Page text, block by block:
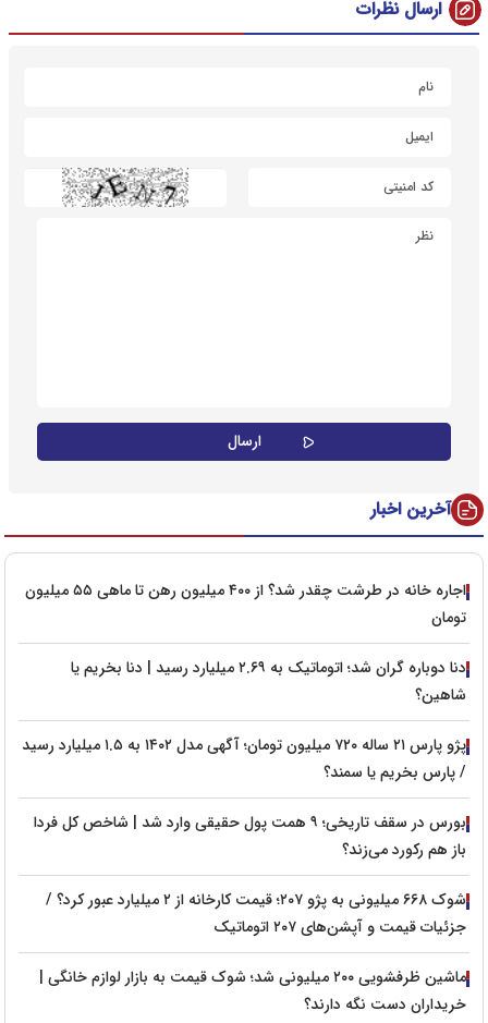
ارسال نظرات
آخرین اخبار
اجاره خانه در طرشت چقدر شد؟ از ۴۰۰ میلیون رهن تا ماهی ۵۵ میلیون
تومان
دنا دوباره گران شد؛ اتوماتیک به ۲.۶۹ میلیارد رسید | دنا بخریم یا
شاهین؟
پژو پارس ۲۱ ساله ۷۲۰ میلیون تومان؛ آگهی مدل ۱۴۰۲ به ۱.۵ میلیارد رسید
/ پارس بخریم یا سمند؟
بورس در سقف تاریخی؛ ۹ همت پول حقیقی وارد شد | شاخص کل فردا
باز هم رکورد می‌زند؟
شوک ۶۶۸ میلیونی به پژو ۲۰۷؛ قیمت کارخانه از ۲ میلیارد عبور کرد؟ /
جزئیات قیمت و آپشن‌های ۲۰۷ اتوماتیک
ماشین ظرفشویی ۲۰۰ میلیونی شد؛ شوک قیمت به بازار لوازم خانگی |
خریداران دست نگه دارند؟